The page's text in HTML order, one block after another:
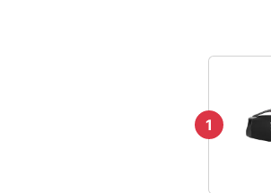
1